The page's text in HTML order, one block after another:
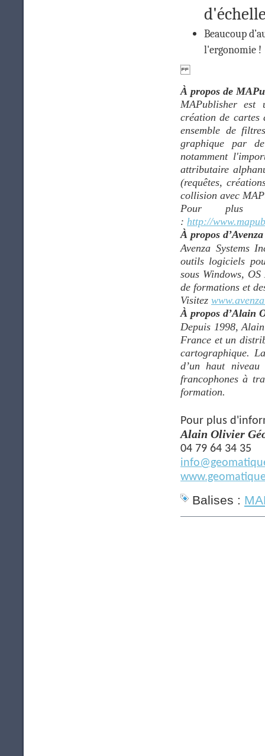
Beaucoup
l'ergonomie !
À propos de
MAPublisher est
création de cartes
ensemble de
graphique par
notamment
attributaire
(requêtes,
collision avec
Pour plus
: http://
À propos
Avenza Systems
outils logiciels
sous Windows,
de formations et
Visitez
À propos d’Alain
Depuis 1998,
France et un
cartographique.
d’un haut
francophones à
formation.
Pour plus
Alain Olivier
04 79 64 34 35
Balises :